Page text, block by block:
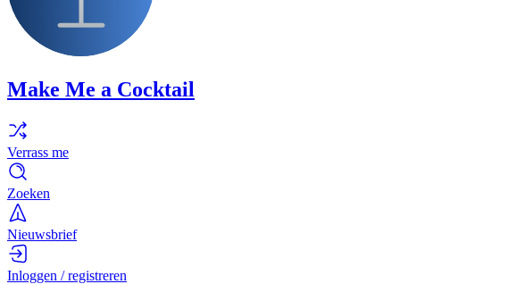
Make Me a Cocktail
Verrass me
Zoeken
Nieuwsbrief
Inloggen / registreren